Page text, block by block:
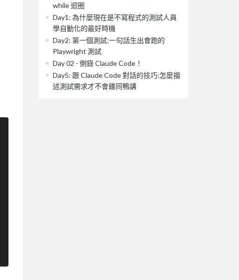
while 迴圈
Day1: 為什麼現在是不寫程式的測試人員
學自動化的最好時機
Day2: 第一個測試:一句話生出會跑的
Playwright 測試
Day 02 - 側錄 Claude Code！
Day5: 跟 Claude Code 對話的技巧:怎麼描
述測試需求才不會雞同鴨講